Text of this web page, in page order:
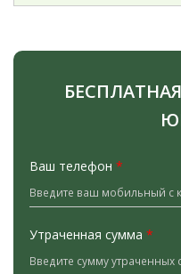
Ваш телефон *
Утраченная сумма *